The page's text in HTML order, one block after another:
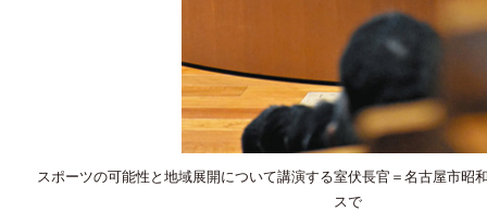
スポーツの可能性と地域展開について講演する室伏長官＝名古屋市昭
スで